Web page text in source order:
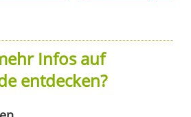
Infos auf
entdecken?